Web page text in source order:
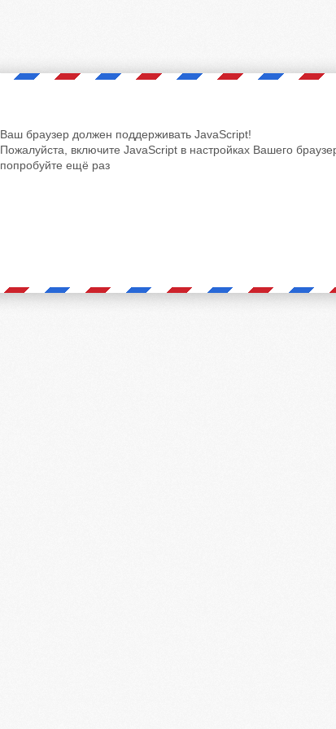
Ваш браузер должен поддерживать JavaScript!
Пожалуйста, включите JavaScript в настройках Вашего
попробуйте ещё раз